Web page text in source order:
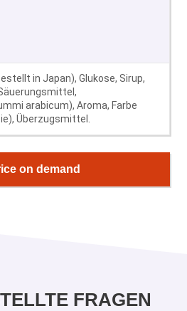
in Japan), Glukose, Sirup,
arabicum), Aroma, Farbe
Überzugsmittel.
on demand
FRAGEN